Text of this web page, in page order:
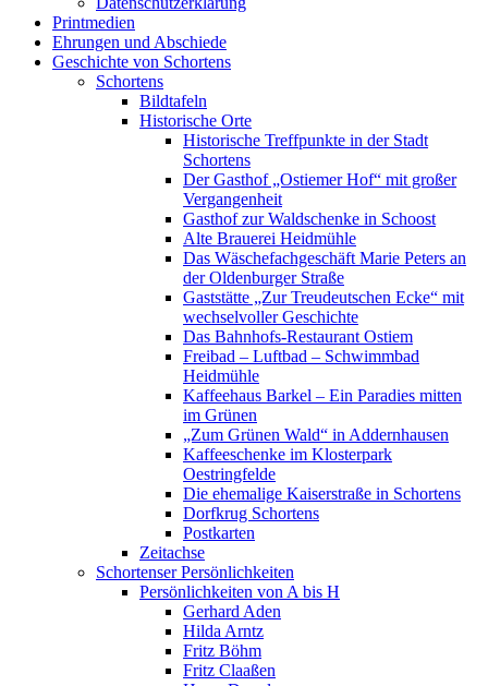
Printmedien
Ehrungen und Abschiede
Geschichte von Schortens
Schortens
Bildtafeln
Historische Orte
Historische Treffpunkte in der Stadt
Schortens
Der Gasthof „Ostiemer Hof“ mit großer
Vergangenheit
Gasthof zur Waldschenke in Schoost
Alte Brauerei Heidmühle
Das Wäschefachgeschäft Marie Peters an
der Oldenburger Straße
Gaststätte „Zur Treudeutschen Ecke“ mit
wechselvoller Geschichte
Das Bahnhofs-Restaurant Ostiem
Freibad – Luftbad – Schwimmbad
Heidmühle
Kaffeehaus Barkel – Ein Paradies mitten
im Grünen
„Zum Grünen Wald“ in Addernhausen
Kaffeeschenke im Klosterpark
Oestringfelde
Die ehemalige Kaiserstraße in Schortens
Dorfkrug Schortens
Postkarten
Zeitachse
Schortenser Persönlichkeiten
Persönlichkeiten von A bis H
Gerhard Aden
Hilda Arntz
Fritz Böhm
Fritz Claaßen